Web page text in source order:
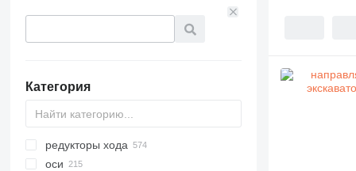
Категория
редукторы хода
оси